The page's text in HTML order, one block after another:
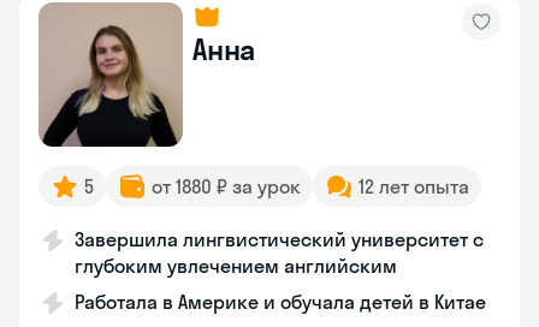
Анна
5 от 1880 ₽ за урок 12 лет опыта
Завершила лингвистический университет с
глубоким увлечением английским
Работала в Америке и обучала детей в Китае